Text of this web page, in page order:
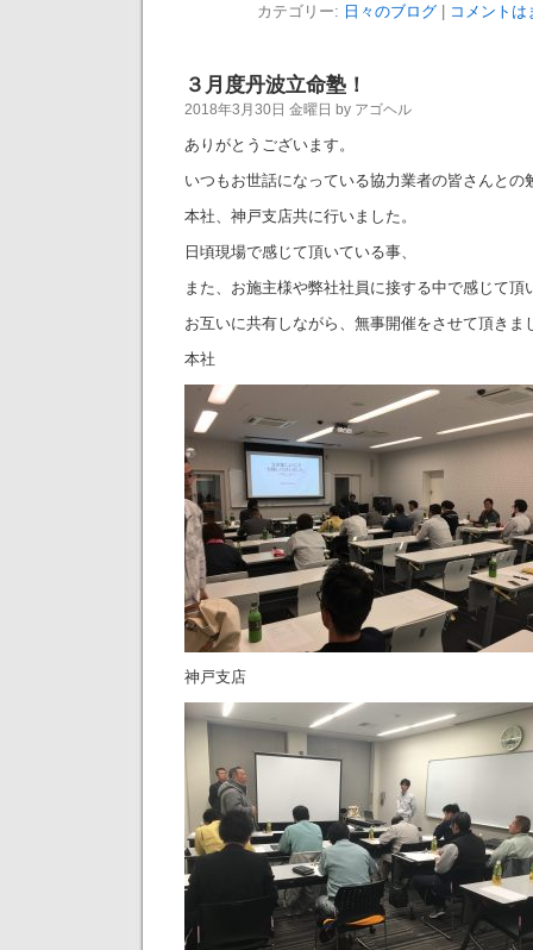
カテゴリー: 日々のブログ| コメントは
３月度丹波立命塾！
2018年3月30日 金曜日 by アゴヘル
ありがとうございます。
いつもお世話になっている協力業者の皆さんとの
本社、神戸支店共に行いました。
日頃現場で感じて頂いている事、
また、お施主様や弊社社員に接する中で感じて頂
お互いに共有しながら、無事開催をさせて頂きま
本社
神戸支店